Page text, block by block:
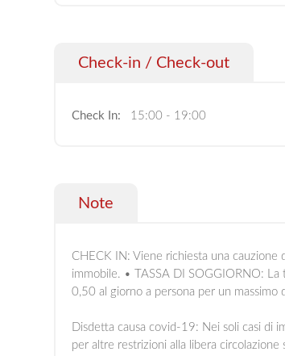
Check-in / Check-out
Check In: 15:00 - 19:00
Note
CHECK IN: Viene richiesta una
immobile. • TASSA DI SOGGIORNO:
0,50 al giorno a persona per un
Disdetta causa covid-19: Nei soli casi di
per altre restrizioni alla libera